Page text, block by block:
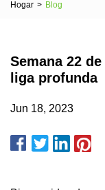
Hogar > Blog
Semana 22
liga profunda
Jun 18, 2023